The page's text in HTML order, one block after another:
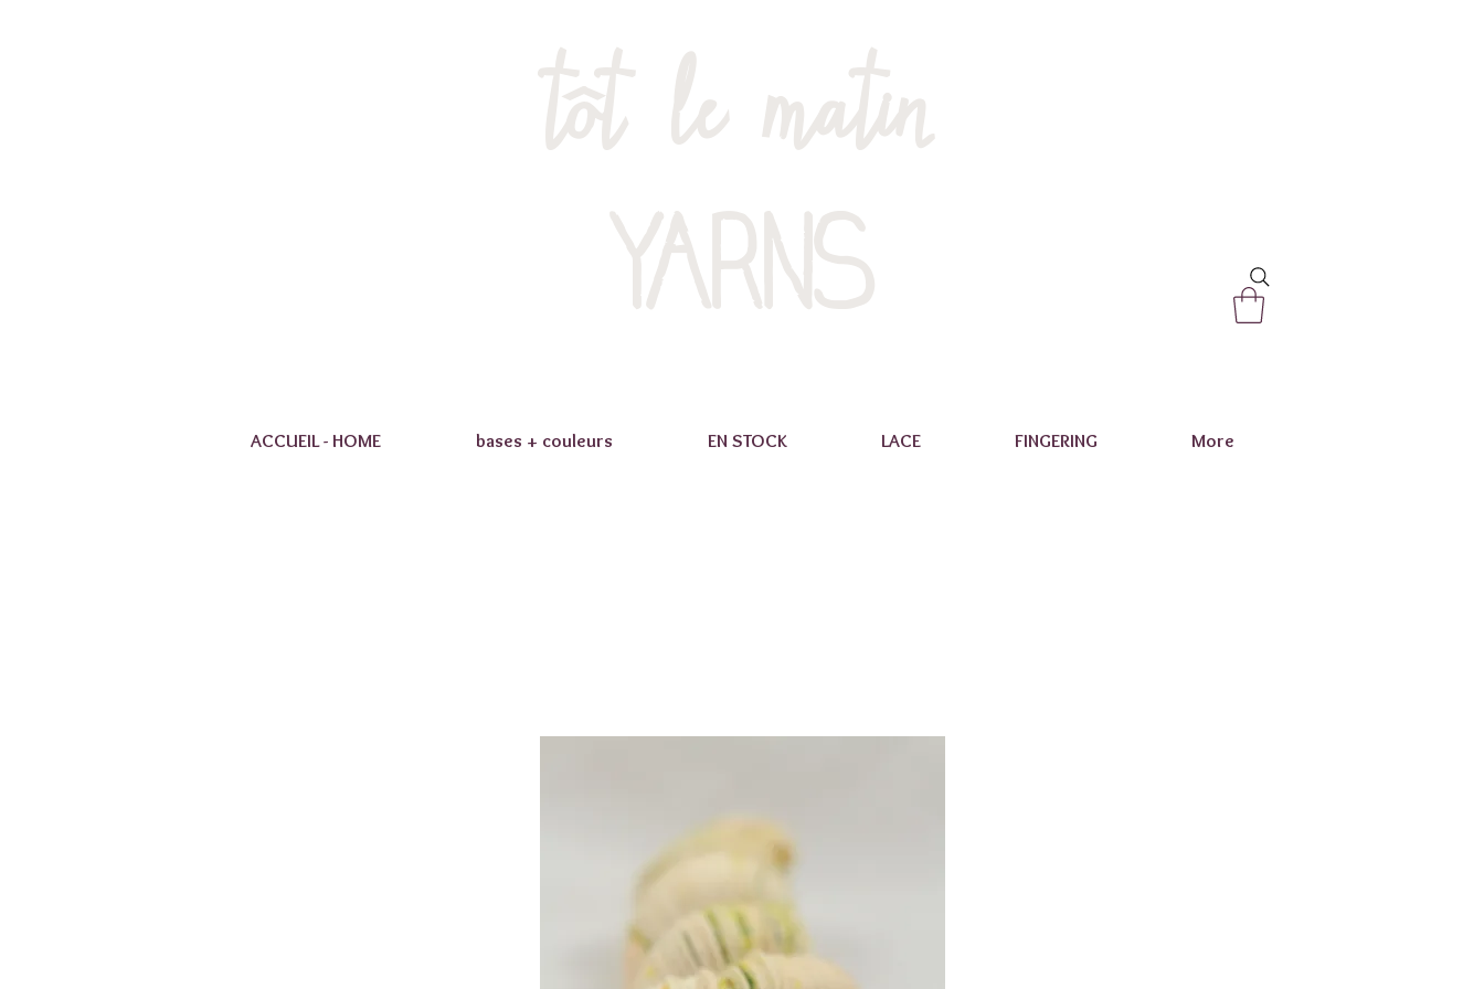
tôt le matin
YARNS
ACCUEIL - HOME bases + couleurs EN STOCK LACE FINGERING More